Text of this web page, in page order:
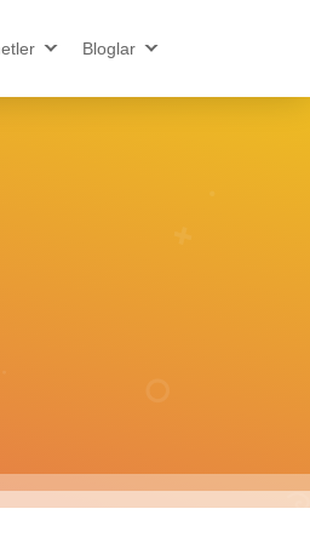
Bloglar